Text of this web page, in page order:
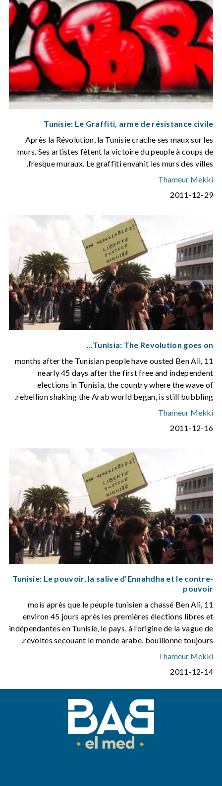
Tunisie: Le Graffiti, arme de résistance civile
Après la Révolution, la Tunisie crache ses maux sur les
murs. Ses artistes fêtent la victoire du peuple à coups de
fresque muraux. Le graffiti envahit les murs des villes.
Thameur Mekki
2011-12-29
Tunisia: The Revolution goes on…
11 months after the Tunisian people have ousted Ben Ali,
nearly 45 days after the first free and independent
elections in Tunisia, the country where the wave of
rebellion shaking the Arab world began, is still bubbling.
Thameur Mekki
2011-12-16
Tunisie: Le pouvoir, la salive d’Ennahdha et le contre-
pouvoir
11 mois après que le peuple tunisien a chassé Ben Ali,
environ 45 jours après les premières élections libres et
indépendantes en Tunisie, le pays, à l’origine de la vague de
révoltes secouant le monde arabe, bouillonne toujours.
Thameur Mekki
2011-12-14